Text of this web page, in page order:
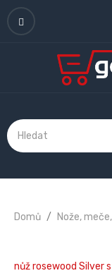
Domů Nože,
nůž rosewood Silver